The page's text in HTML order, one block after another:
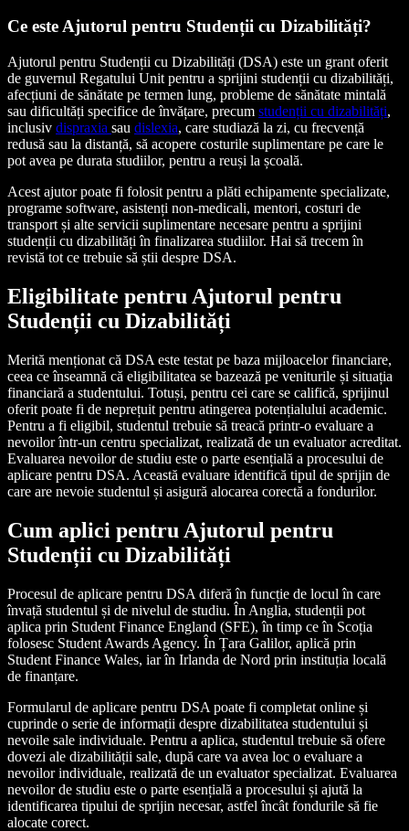
Ce este Ajutorul pentru Studenții cu Dizabilități?
Ajutorul pentru Studenții cu Dizabilități (DSA) este un grant oferit
de guvernul Regatului Unit pentru a sprijini studenții cu dizabilități,
afecțiuni de sănătate pe termen lung, probleme de sănătate mintală
sau dificultăți specifice de învățare, precum studenții cu dizabilități,
inclusiv dispraxia sau dislexia, care studiază la zi, cu frecvență
redusă sau la distanță, să acopere costurile suplimentare pe care le
pot avea pe durata studiilor, pentru a reuși la școală.
Acest ajutor poate fi folosit pentru a plăti echipamente specializate,
programe software, asistenți non-medicali, mentori, costuri de
transport și alte servicii suplimentare necesare pentru a sprijini
studenții cu dizabilități în finalizarea studiilor. Hai să trecem în
revistă tot ce trebuie să știi despre DSA.
Eligibilitate pentru Ajutorul pentru
Studenții cu Dizabilități
Merită menționat că DSA este testat pe baza mijloacelor financiare,
ceea ce înseamnă că eligibilitatea se bazează pe veniturile și situația
financiară a studentului. Totuși, pentru cei care se califică, sprijinul
oferit poate fi de neprețuit pentru atingerea potențialului academic.
Pentru a fi eligibil, studentul trebuie să treacă printr-o evaluare a
nevoilor într-un centru specializat, realizată de un evaluator acreditat.
Evaluarea nevoilor de studiu este o parte esențială a procesului de
aplicare pentru DSA. Această evaluare identifică tipul de sprijin de
care are nevoie studentul și asigură alocarea corectă a fondurilor.
Cum aplici pentru Ajutorul pentru
Studenții cu Dizabilități
Procesul de aplicare pentru DSA diferă în funcție de locul în care
învață studentul și de nivelul de studiu. În Anglia, studenții pot
aplica prin Student Finance England (SFE), în timp ce în Scoția
folosesc Student Awards Agency. În Țara Galilor, aplică prin
Student Finance Wales, iar în Irlanda de Nord prin instituția locală
de finanțare.
Formularul de aplicare pentru DSA poate fi completat online și
cuprinde o serie de informații despre dizabilitatea studentului și
nevoile sale individuale. Pentru a aplica, studentul trebuie să ofere
dovezi ale dizabilității sale, după care va avea loc o evaluare a
nevoilor individuale, realizată de un evaluator specializat. Evaluarea
nevoilor de studiu este o parte esențială a procesului și ajută la
identificarea tipului de sprijin necesar, astfel încât fondurile să fie
alocate corect.